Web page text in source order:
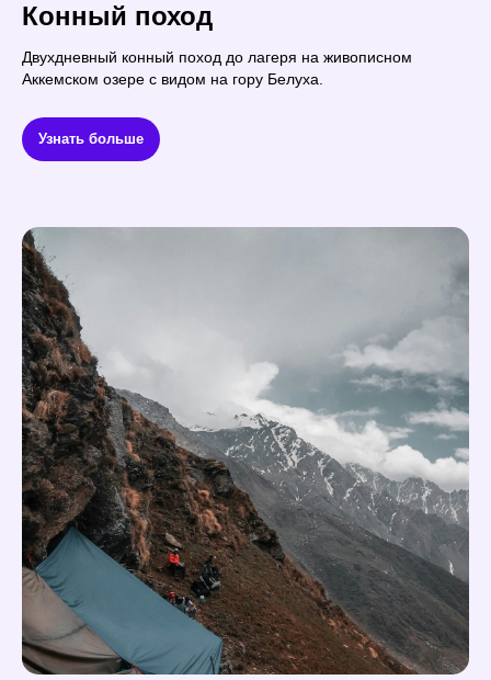
Конный поход
Двухдневный конный поход до лагеря на живописном
Аккемском озере с видом на гору Белуха.
Узнать больше